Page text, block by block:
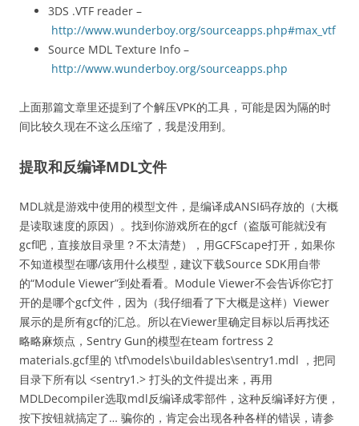
3DS .VTF reader –
http://www.wunderboy.org/sourceapps.php#max_vtf
Source MDL Texture Info –
http://www.wunderboy.org/sourceapps.php
上面那篇文章里还提到了个解压VPK的工具，可能是因为隔的时
间比较久现在不这么压缩了，我是没用到。
提取和反编译MDL文件
MDL就是游戏中使用的模型文件，是编译成ANSI码存放的（大概
是读取速度的原因）。找到你游戏所在的gcf（盗版可能就没有
gcf吧，直接放目录里？不太清楚），用GCFScape打开，如果你
不知道模型在哪/该用什么模型，建议下载Source SDK用自带
的“Module Viewer”到处看看。Module Viewer不会告诉你它打
开的是哪个gcf文件，因为（我仔细看了下大概是这样）Viewer
展示的是所有gcf的汇总。所以在Viewer里确定目标以后再找还
略略麻烦点，Sentry Gun的模型在team fortress 2
materials.gcf里的 \tf\models\buildables\sentry1.mdl ，把同
目录下所有以 <sentry1.> 打头的文件提出来，再用
MDLDecompiler选取mdl反编译成零部件，这种反编译好方便，
按下按钮就搞定了… 骗你的，肯定会出现各种各样的错误，请参